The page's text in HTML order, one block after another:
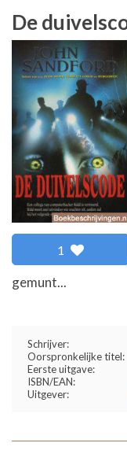
De
1
gemunt...
Schrijver:
Oorspronkelijke titel:
Eerste uitgave:
ISBN/EAN:
Uitgever: